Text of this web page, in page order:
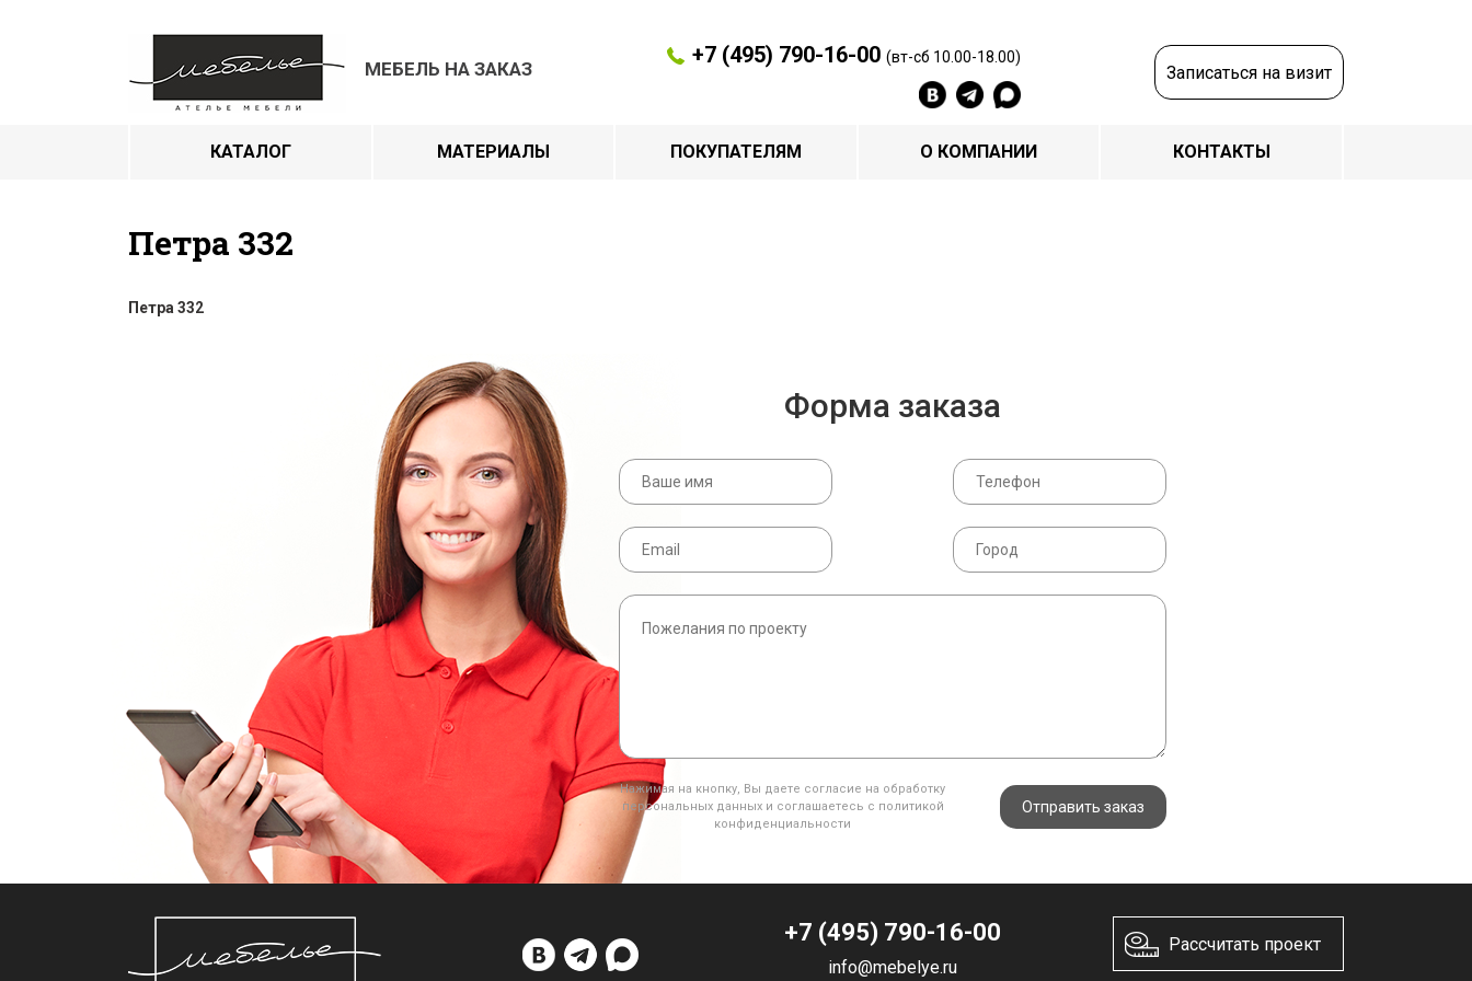
МЕБЕЛЬ НА ЗАКАЗ
+7 (495) 790-16-00 (вт-сб 10.00-18.00)
Записаться на визит
КАТАЛОГ МАТЕРИАЛЫ ПОКУПАТЕЛЯМ О КОМПАНИИ КОНТАКТЫ
Петра 332
Петра 332
Форма заказа
Нажимая на кнопку, Вы даете согласие на обработку
персональных данных и соглашаетесь с политикой
конфиденциальности
Отправить заказ
+7 (495) 790-16-00
info@mebelye.ru
Рассчитать проект